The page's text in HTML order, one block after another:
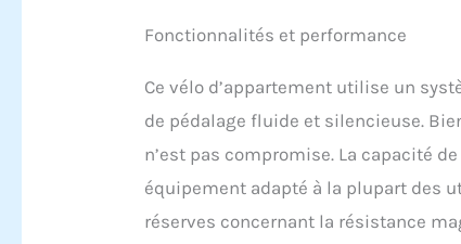
Fonctionnalités et performance
Ce vélo d’appartement utilise un
de pédalage fluide et silencieuse.
n’est pas compromise. La capacité
équipement adapté à la plupart des
réserves concernant la résistance